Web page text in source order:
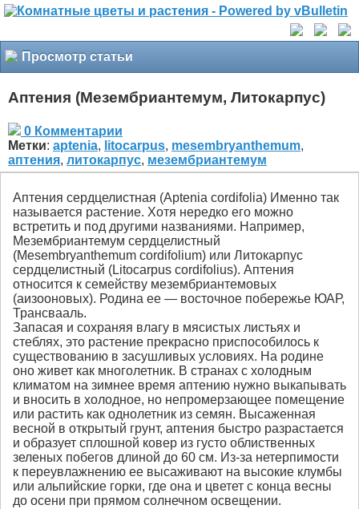
Просмотр статьи
Аптения (Мезембриантемум, Литокарпус)
0 Комментарии
Метки: aptenia, litocarpus, mesembryanthemum,
аптения, литокарпус, мезембриантемум
Аптения сердцелистная (Aptenia cordifolia) Именно так
называется растение. Хотя нередко его можно
встретить и под другими названиями. Например,
Мезембриантемум сердцелистный
(Mesembryanthemum cordifolium) или Литокарпус
сердцелистный (Litocarpus cordifolius). Аптения
относится к семейству мезембриантемовых
(аизооновых). Родина ее — восточное побережье ЮАР,
Трансвааль.
Запасая и сохраняя влагу в мясистых листьях и
стеблях, это растение прекрасно приспособилось к
существованию в засушливых условиях. На родине
оно живет как многолетник. В странах с холодным
климатом на зимнее время аптению нужно выкапывать
и вносить в холодное, но непромерзающее помещение
или растить как однолетник из семян. Высаженная
весной в открытый грунт, аптения быстро разрастается
и образует сплошной ковер из густо облиственных
зеленых побегов длиной до 60 см. Из-за нетерпимости
к переувлажнению ее высаживают на высокие клумбы
или альпийские горки, где она и цветет с конца весны
до осени при прямом солнечном освещении.